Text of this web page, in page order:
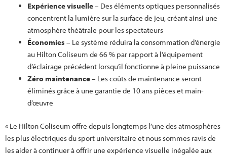
Expérience visuelle– Des éléments optiques personnalisés
concentrent la lumière sur la surface de jeu, créant ainsi une
atmosphère théâtrale pour les spectateurs
Économies – Le système réduira la consommation d’énergie
au Hilton Coliseum de 66 % par rapport à l’équipement
d’éclairage précédent lorsqu’il fonctionne à pleine puissance
Zéro maintenance– Les coûts de maintenance seront
éliminés grâce à une garantie de 10 ans pièces et main-
d’œuvre
« Le Hilton Coliseum offre depuis longtemps l’une des atmosphères
les plus électriques du sport universitaire et nous sommes ravis de
les aider à continuer à offrir une expérience visuelle inégalée aux